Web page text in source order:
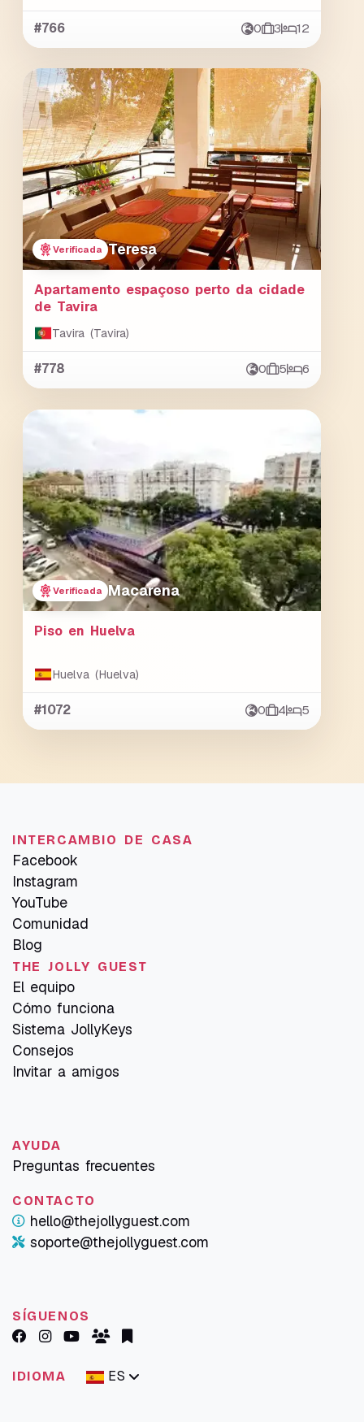
#766 0 3 12
Verificada Teresa
Apartamento espaçoso perto da cidade
de Tavira
Tavira (Tavira)
#778 0 5 6
Verificada Macarena
Piso en Huelva
Huelva (Huelva)
#1072 0 4 5
INTERCAMBIO DE CASA
Facebook
Instagram
YouTube
Comunidad
Blog
THE JOLLY GUEST
El equipo
Cómo funciona
Sistema JollyKeys
Consejos
Invitar a amigos
AYUDA
Preguntas frecuentes
CONTACTO
hello@thejollyguest.com
soporte@thejollyguest.com
SÍGUENOS
IDIOMA ES